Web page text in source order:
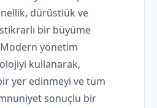
dürüstlük ve
bir büyüme
yönetim
kullanarak,
yer edinmeyi ve tüm
sonuçlu bir